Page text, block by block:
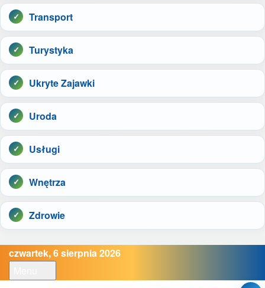
Transport
Turystyka
Ukryte Zajawki
Uroda
Usługi
Wnętrza
Zdrowie
czwartek, 6 sierpnia 2026